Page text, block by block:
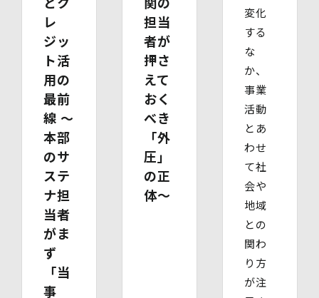
・住所：東京都中央区銀座7丁目3番5号 ヒューリック銀座
7丁目ビル 4階
・連絡先：info@bywill.co.jp
【個人情報を与えることの任意性及び当該情報を与えな
かった場合に生じる結果】
個⼈情報を取得する項⽬は、全てご本⼈によってご提供い
ただくものです。
ただし、必要な項⽬をいただけない場合、利⽤⽬的に記載
の諸⼿続⼜は処理に⽀障が⽣じる可能性があります。
レ
ジッ
ト活
用の
最前
線 〜
本部
のサ
ステ
ナ担
当者
がま
ず
「当
事
担当
者が
押さ
えて
おく
べき
「外
圧」
の正
体〜
変化
する
な
か、
事業
活動
とあ
わせ
て社
会や
地域
との
関わ
り方
が注